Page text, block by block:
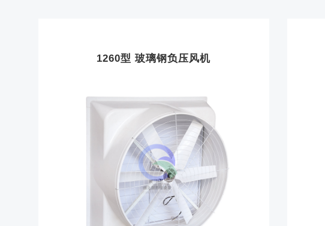
1260型 玻璃钢负压风机